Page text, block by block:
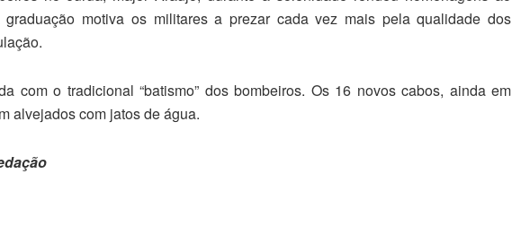
motiva os militares a prezar cada vez mais pela qualidade dos
com o tradicional “batismo” dos bombeiros. Os 16 novos cabos, ainda em
alvejados com jatos de água.